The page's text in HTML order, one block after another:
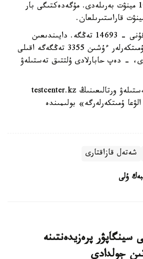
تەستىلەۋگە 2 ساعات 10 مينۋت بەرىلەدى. مۇگەدەكتىگى بار
- تەستىلەۋگە قاتىسۋ قۇنى - 14693 تەڭگە. دايىندىعىن
جاقسارتقىسى كەلەتىن ۇمىتكەرلەر ءۇشىن 3355 تەڭگەگە اقىلى
- دەپ حابارلادى ۇلتتىق تەستىلەۋ
تولىق اقپارات ۇلتتىق تەستىلەۋ ورتالىعىنىڭ testcenter.kz
ۇمىتكەرلەرگە» بولىمىندە
شەتەل قازاقتارى
ۇلى
پرەزيدەنتىنە
جولدادى